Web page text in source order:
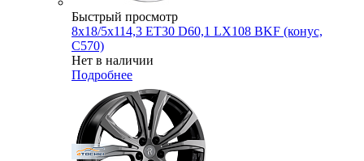
Быстрый просмотр
8x18/5x114,3 ET30 D60,1 LX108 BKF (конус,
C570)
Нет в наличии
Подробнее